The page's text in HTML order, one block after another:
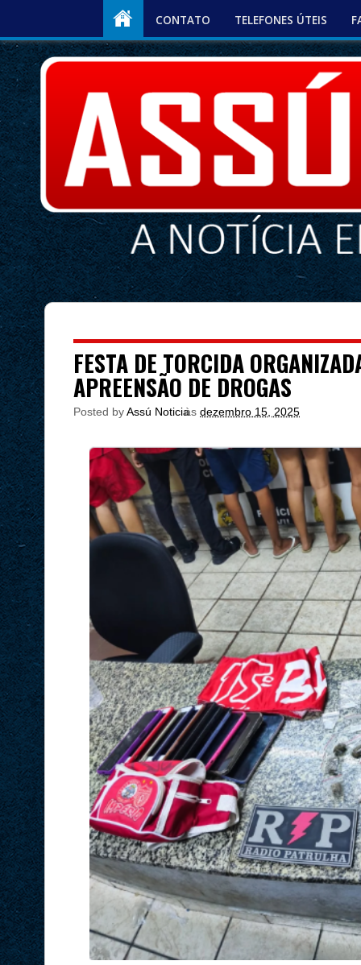
CONTATO TELEFONES ÚTEIS
FESTA DE TORCIDA
APREENSÃO DE DROGAS
Posted byAssú Noticia
às dezembro 15, 2025